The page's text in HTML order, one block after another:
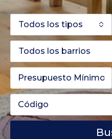
Todos los tipos
Todos los barrios